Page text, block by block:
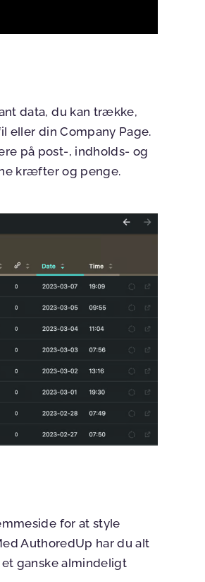
data, du kan trække,
eller din Company Page.
på post-, indholds- og
kræfter og penge.
for at style
AuthoredUp har du alt
ganske almindeligt